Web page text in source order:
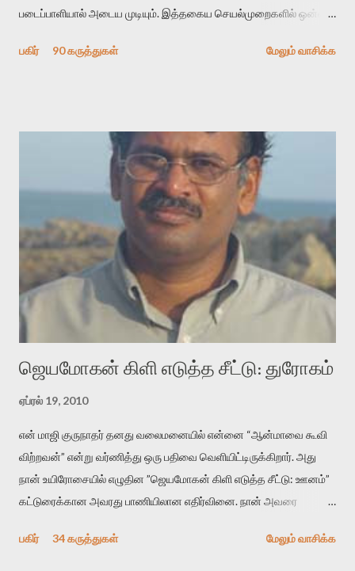
படைப்பாளியால் அடைய முடியும். இத்தகைய செயல்முறைகளில் ஒன்றை
காலத்தில் ஜாலவித்தைக்காரர்கள் வந்து போன பின் அவர்களின்
அதிகமாக்கும். கொல்லாது. ஒரு கனவை மீட்டெடுப்பதன் நோக்கம்
என்னவாக இருக்கும்? கவிதையின் அரூப இயக்கத்தை பொதுவயமாக
வடிக்க முயல்வதும் அதற்கே. கோயில் கருவறையின்
மென்வெளிச்சத்தில் நுண்பேசியின் படக்கருவியை இயக்கி சாத்தி
வைத்து விட்டு இயக்கத்தை அறிவோம். அறிதல் அபச்சாரமில்லை.
பயணப் படிமம் என்பது காக்னிடிவ் பொயடிக்ஸ் எனும் சமகால
விமர்சனத்தின் ஒரு முக்கிய கருவி. இக்கருவியை மனுஷ்யபுத்திரனின்
“காலை வணக்கங்கள்” எனும் ஒரு கவிதையில் சொருகப் போகிறோம்.
முதலில் கருவியை பழகுவோம். அன்றாட மொழியில் ஒன்று ம...
பகிர் 90 கருத்துகள் மேலும் வாசிக்க
ஜெயமோகன் கிளி எடுத்த சீட்டு: துரோகம்
ஏப்ரல் 19, 2010
என் மாஜி குருநாதர் தனது வலைமனையில் என்னை “ஆன்மாவை கூவி
விற்றவன்” என்று வர்ணித்து ஒரு பதிவை வெளியிட்டிருக்கிறார். அது
நான் உயிரோசையில் எழுதின ”ஜெயமோகன் கிளி எடுத்த சீட்டு: ஊனம்”
கட்டுரைக்கான அவரது பாணியிலான எதிர்வினை. நான் அவரை
பதிவை படித்த நண்பர்கள் பலரும் அவருக்காக இரக்கப்பட்டார்கள்.
பகிர் 34 கருத்துகள் மேலும் வாசிக்க